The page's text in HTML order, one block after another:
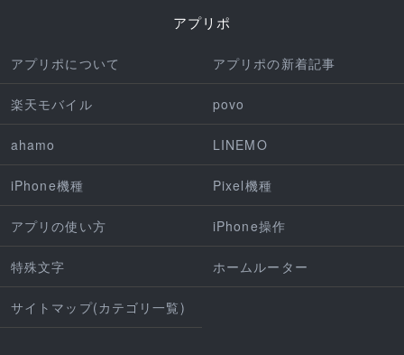
アプリポ
アプリポについて アプリポの新着記事
楽天モバイル povo
ahamo LINEMO
iPhone機種 Pixel機種
アプリの使い方 iPhone操作
特殊文字 ホームルーター
サイトマップ(カテゴリ一覧)